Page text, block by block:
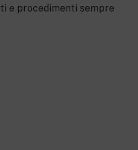
e procedimenti sempre